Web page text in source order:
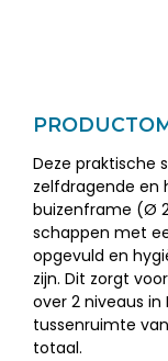
Deze praktische
zelfdragende en
buizenframe (Ø
schappen met
opgevuld en
zijn. Dit zorgt
over 2 niveaus
tussenruimte
totaal.